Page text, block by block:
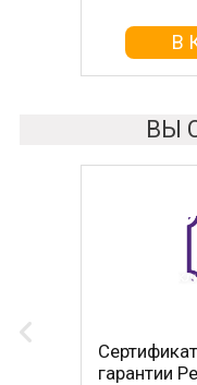
В
ВЫ
гарантии